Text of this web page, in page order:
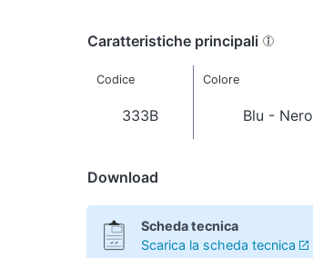
Caratteristiche principali
Codice Colore
333B Blu - Nero
Download
Scheda tecnica
Scarica la scheda tecnica